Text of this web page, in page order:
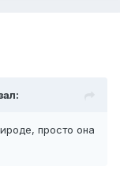
просто она